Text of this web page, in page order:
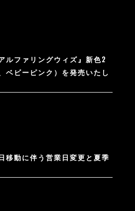
ルファリングウィズ』新色2
ベビーピンク）を発売いたし
移動に伴う営業日変更と夏季